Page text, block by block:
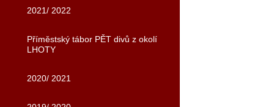
2021/ 2022
Příměstský tábor PĚT divů z okolí
LHOTY
2020/ 2021